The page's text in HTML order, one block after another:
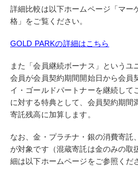
詳細比較は以下ホームページ「マー
格」をご覧ください。
GOLD PARKの詳細はこちら
また「会員継続ボーナス」というユ
会員が会員契約期間開始日から会員
イ・ゴールドパートナーを継続して
に対する特典として、会員契約期間
寄託残高に加算します。
なお、金・プラチナ・銀の消費寄託
が対象です（混蔵寄託は金のみの取
細は以下ホームページをご参照くだ